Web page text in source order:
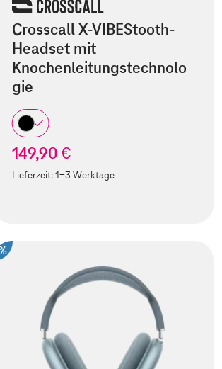
Crosscall X-VIBEStooth-
Headset mit
Knochenleitungstechnolo
gie
149,90 €
Lieferzeit:1-3 Werktage